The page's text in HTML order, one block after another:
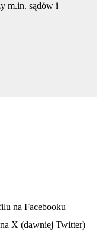
m.in. sądów i
na Facebooku
X (dawniej Twitter)